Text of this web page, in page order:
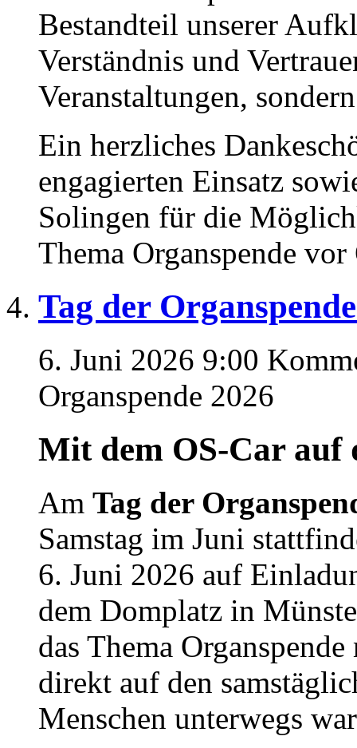
Bestandteil unserer
Verständnis und
Veranstaltungen,
Ein herzliches
engagierten Einsatz
Solingen für die
Thema Organspende
Tag der
6. Juni 2026 9:00
Organspende 2026
Mit dem OS-Car auf
Am Tag der
Samstag im Juni
6. Juni 2026 auf
dem Domplatz in
das Thema
direkt auf den
Menschen unterwegs